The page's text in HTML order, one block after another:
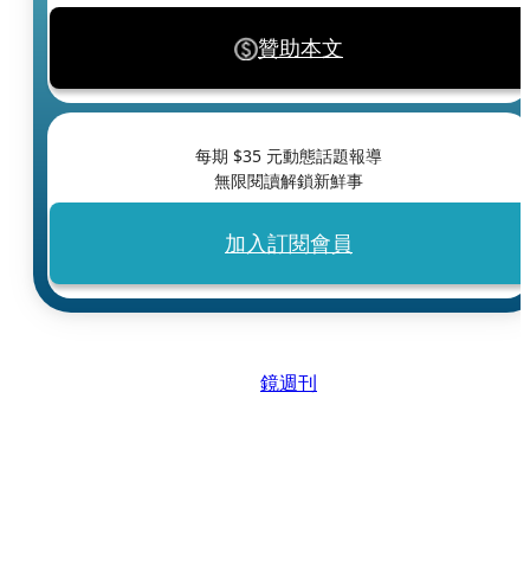
贊助本文
每期 $35 元動態話題報導
無限閱讀解鎖新鮮事
加入訂閱會員
鏡週刊